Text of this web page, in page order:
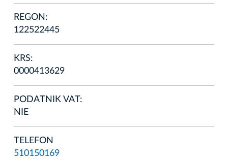
REGON:
122522445
KRS:
0000413629
PODATNIK VAT:
NIE
TELEFON
510150169